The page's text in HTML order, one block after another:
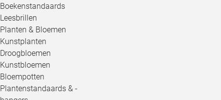
Boekenstandaards
Leesbrillen
Planten & Bloemen
Kunstplanten
Droogbloemen
Kunstbloemen
Bloempotten
Plantenstandaards & -